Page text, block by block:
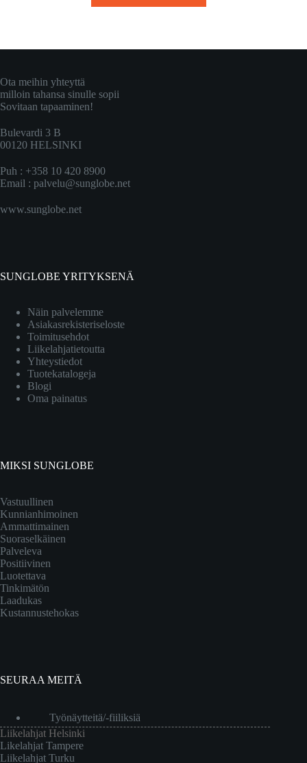
Ota meihin yhteyttä
milloin tahansa sinulle sopii
Sovitaan tapaaminen!
Bulevardi 3 B
00120 HELSINKI
Puh : +358 10 420 8900
Email : palvelu@sunglobe.net
www.sunglobe.net
SUNGLOBE YRITYKSENÄ
Näin palvelemme
Asiakasrekisteriseloste
Toimitusehdot
Liikelahjatietoutta
Yhteystiedot
Tuotekatalogeja
Blogi
Oma painatus
MIKSI SUNGLOBE
Vastuullinen
Kunnianhimoinen
Ammattimainen
Suoraselkäinen
Palveleva
Positiivinen
Luotettava
Tinkimätön
Laadukas
Kustannustehokas
SEURAA MEITÄ
Työnäytteitä/-fiiliksiä
Liikelahjat Helsinki
Likelahjat Tampere
Liikelahjat Turku